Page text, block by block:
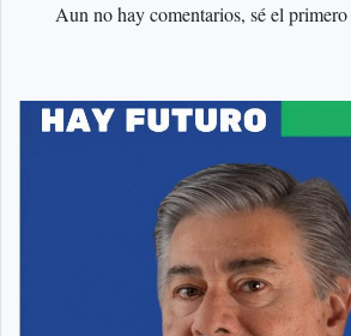
Aun no hay comentarios, sé el